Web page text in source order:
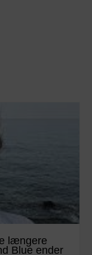
længere
Blue ender